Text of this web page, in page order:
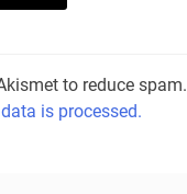
to reduce spam.
is processed.